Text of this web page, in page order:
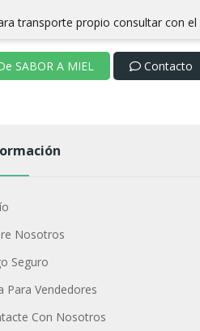
transporte propio consultar con
SABOR A MIEL Contacto
Nosotros
Seguro
Para Vendedores
Con Nosotros